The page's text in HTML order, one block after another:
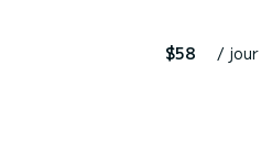
$58 / jour